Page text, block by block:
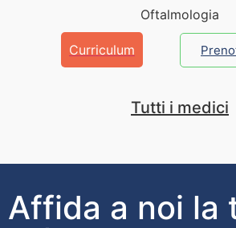
Oftalmologia
Curriculum
Tutti i medici
Affida a noi la